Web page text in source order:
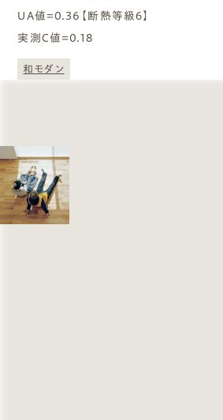
UA値=0.36【断熱等級６】
実測C値=0.18
和モダン